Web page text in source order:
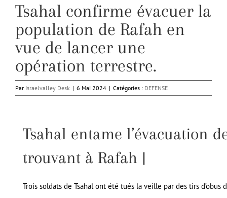
Tsahal confirme évacuer la
population de Rafah en
vue de lancer une
opération terrestre.
Par Israelvalley Desk | 6 Mai 2024 | Catégories : DEFENSE
Tsahal entame l’évacuation
trouvant à Rafah |
Trois soldats de Tsahal ont été tués la veille par des tirs